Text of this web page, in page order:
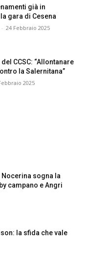
già in
gara di Cesena
- 24 Febbraio 2025
CCSC: “Allontanare
la Salernitana”
2025
Nocerina sogna la
campano e Angri
la sfida che vale